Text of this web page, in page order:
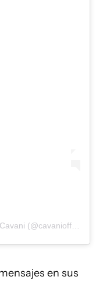
Una publicación compartida de Edinson Cavani (@cavaniofficial21)
en sus